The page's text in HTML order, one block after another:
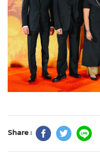
Share :